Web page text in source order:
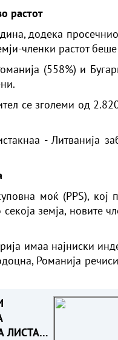
растот
додека
членки растот
(558%) и
се зголеми од
- Литванија
моќ (PPS), кој
земја, новите
имаа најниски
Романија
ЛИСТА